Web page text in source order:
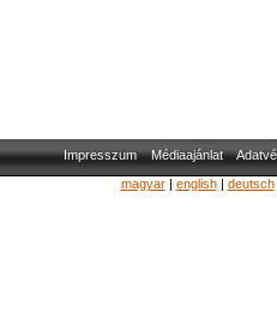
Impresszum Médiaajánlat
magyar| english| deutsch